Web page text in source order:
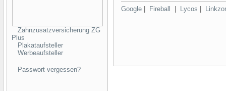
Zahnzusatzversicherung ZG
Plus
Plakataufsteller
Werbeaufsteller
Passwort vergessen?
Google
Fireball Lycos